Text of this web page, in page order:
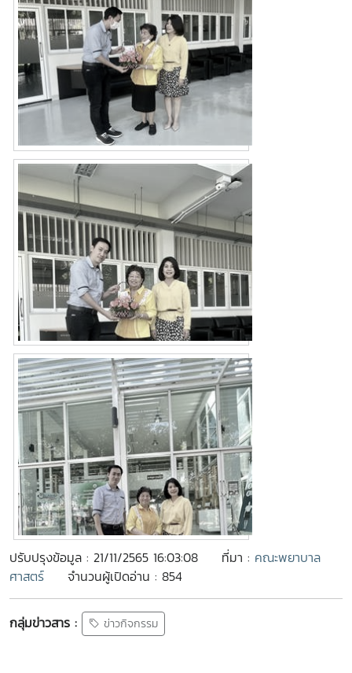
ปรับปรุงข้อมูล : 21/11/2565 16:03:08 ที่มา : คณะพยาบาล
ศาสตร์
จำนวนผู้เปิดอ่าน : 854
กลุ่มข่าวสาร : ข่าวกิจกรรม